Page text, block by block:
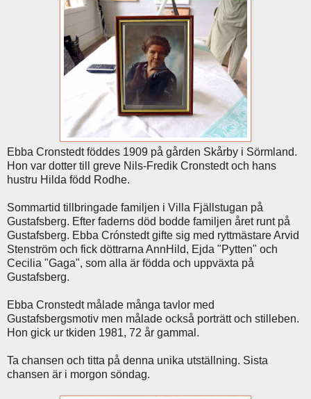
Ebba Cronstedt föddes 1909 på gården Skårby i Sörmland.
Hon var dotter till greve Nils-Fredik Cronstedt och hans
hustru Hilda född Rodhe.
Sommartid tillbringade familjen i Villa Fjällstugan på
Gustafsberg. Efter faderns död bodde familjen året runt på
Gustafsberg. Ebba Crónstedt gifte sig med ryttmästare Arvid
Stenström och fick döttrarna AnnHild, Ejda "Pytten" och
Cecilia "Gaga", som alla är födda och uppväxta på
Gustafsberg.
Ebba Cronstedt målade många tavlor med
Gustafsbergsmotiv men målade också porträtt och stilleben.
Hon gick ur tkiden 1981, 72 år gammal.
Ta chansen och titta på denna unika utställning. Sista
chansen är i morgon söndag.